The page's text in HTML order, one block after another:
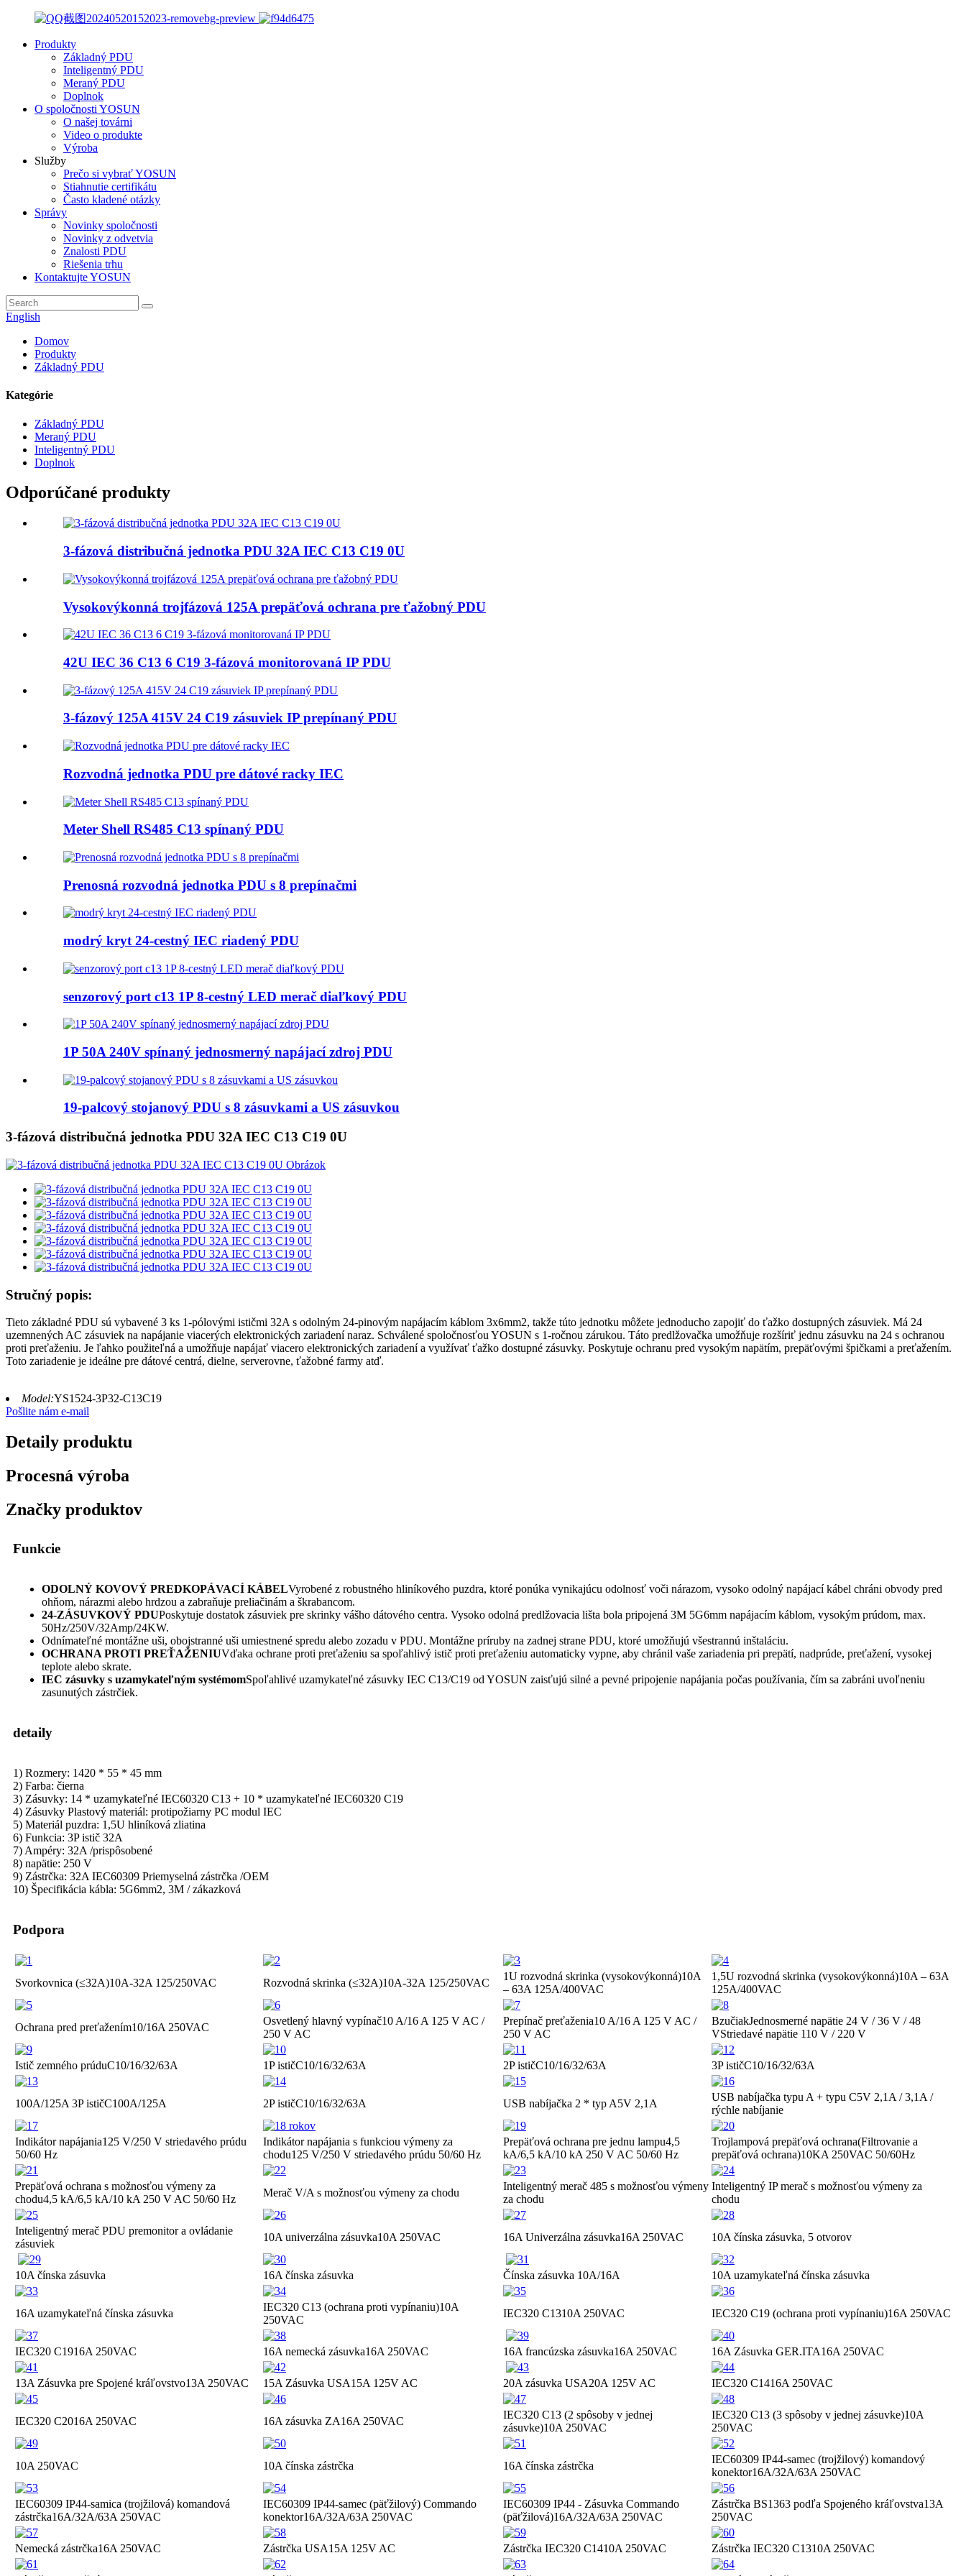
Produkty
Základný PDU
Inteligentný PDU
Meraný PDU
Doplnok
O spoločnosti YOSUN
O našej továrni
Video o produkte
Výroba
Služby
Prečo si vybrať YOSUN
Stiahnutie certifikátu
Často kladené otázky
Správy
Novinky spoločnosti
Novinky z odvetvia
Znalosti PDU
Riešenia trhu
Kontaktujte YOSUN
English
Domov
Produkty
Základný PDU
Kategórie
Základný PDU
Meraný PDU
Inteligentný PDU
Doplnok
Odporúčané produkty
3-fázová distribučná jednotka PDU 32A IEC C13 C19 0U
Vysokovýkonná trojfázová 125A prepäťová ochrana pre ťažobný PDU
42U IEC 36 C13 6 C19 3-fázová monitorovaná IP PDU
3-fázový 125A 415V 24 C19 zásuviek IP prepínaný PDU
Rozvodná jednotka PDU pre dátové racky IEC
Meter Shell RS485 C13 spínaný PDU
Prenosná rozvodná jednotka PDU s 8 prepínačmi
modrý kryt 24-cestný IEC riadený PDU
senzorový port c13 1P 8-cestný LED merač diaľkový PDU
1P 50A 240V spínaný jednosmerný napájací zdroj PDU
19-palcový stojanový PDU s 8 zásuvkami a US zásuvkou
3-fázová distribučná jednotka PDU 32A IEC C13 C19 0U
Stručný popis:
Tieto základné PDU sú vybavené 3 ks 1-pólovými ističmi 32A s odolným 24-pinovým napájacím káblom 3x6mm2, takže túto jednotku môžete jednoducho zapojiť do ťažko dostupných zásuviek. Má 24
uzemnených AC zásuviek na napájanie viacerých elektronických zariadení naraz. Schválené spoločnosťou YOSUN s 1-ročnou zárukou. Táto predlžovačka umožňuje rozšíriť jednu zásuvku na 24 s ochranou
proti preťaženiu. Je ľahko použiteľná a umožňuje napájať viacero elektronických zariadení a využívať ťažko dostupné zásuvky. Poskytuje ochranu pred vysokým napätím, prepäťovými špičkami a preťažením.
Toto zariadenie je ideálne pre dátové centrá, dielne, serverovne, ťažobné farmy atď.
Model:YS1524-3P32-C13C19
Pošlite nám e-mail
Detaily produktu
Procesná výroba
Značky produktov
Funkcie
ODOLNÝ KOVOVÝ PREDKOPÁVACÍ KÁBELVyrobené z robustného hliníkového puzdra, ktoré ponúka vynikajúcu odolnosť voči nárazom, vysoko odolný napájací kábel chráni obvody pred
ohňom, nárazmi alebo hrdzou a zabraňuje preliačinám a škrabancom.
24-ZÁSUVKOVÝ PDUPoskytuje dostatok zásuviek pre skrinky vášho dátového centra. Vysoko odolná predlžovacia lišta bola pripojená 3M 5G6mm napájacím káblom, vysokým prúdom, max.
50Hz/250V/32Amp/24KW.
Odnímateľné montážne uši, obojstranné uši umiestnené spredu alebo zozadu v PDU. Montážne príruby na zadnej strane PDU, ktoré umožňujú všestrannú inštaláciu.
OCHRANA PROTI PREŤAŽENIUVďaka ochrane proti preťaženiu sa spoľahlivý istič proti preťaženiu automaticky vypne, aby chránil vaše zariadenia pri prepätí, nadprúde, preťažení, vysokej
teplote alebo skrate.
IEC zásuvky s uzamykateľným systémomSpoľahlivé uzamykateľné zásuvky IEC C13/C19 od YOSUN zaisťujú silné a pevné pripojenie napájania počas používania, čím sa zabráni uvoľneniu
zasunutých zástrčiek.
detaily
1) Rozmery: 1420 * 55 * 45 mm
2) Farba: čierna
3) Zásuvky: 14 * uzamykateľné IEC60320 C13 + 10 * uzamykateľné IEC60320 C19
4) Zásuvky Plastový materiál: protipožiarny PC modul IEC
5) Materiál puzdra: 1,5U hliníková zliatina
6) Funkcia: 3P istič 32A
7) Ampéry: 32A /prispôsobené
8) napätie: 250 V
9) Zástrčka: 32A IEC60309 Priemyselná zástrčka /OEM
10) Špecifikácia kábla: 5G6mm2, 3M / zákazková
Podpora
Svorkovnica (≤32A)10A-32A 125/250VAC Rozvodná skrinka (≤32A)10A-32A 125/250VAC
1U rozvodná skrinka (vysokovýkonná)10A
– 63A 125A/400VAC
1,5U rozvodná skrinka (vysokovýkonná)10A – 63A
125A/400VAC
Ochrana pred preťažením10/16A 250VAC
Osvetlený hlavný vypínač10 A/16 A 125 V AC /
250 V AC
Prepínač preťaženia10 A/16 A 125 V AC /
250 V AC
BzučiakJednosmerné napätie 24 V / 36 V / 48
VStriedavé napätie 110 V / 220 V
Istič zemného prúduC10/16/32/63A 1P ističC10/16/32/63A 2P ističC10/16/32/63A 3P ističC10/16/32/63A
100A/125A 3P ističC100A/125A 2P ističC10/16/32/63A USB nabíjačka 2 * typ A5V 2,1A
USB nabíjačka typu A + typu C5V 2,1A / 3,1A /
rýchle nabíjanie
Indikátor napájania125 V/250 V striedavého prúdu
50/60 Hz
Indikátor napájania s funkciou výmeny za
chodu125 V/250 V striedavého prúdu 50/60 Hz
Prepäťová ochrana pre jednu lampu4,5
kA/6,5 kA/10 kA 250 V AC 50/60 Hz
Trojlampová prepäťová ochrana(Filtrovanie a
prepäťová ochrana)10KA 250VAC 50/60Hz
Prepäťová ochrana s možnosťou výmeny za
chodu4,5 kA/6,5 kA/10 kA 250 V AC 50/60 Hz
Merač V/A s možnosťou výmeny za chodu
Inteligentný merač 485 s možnosťou výmeny
za chodu
Inteligentný IP merač s možnosťou výmeny za
chodu
Inteligentný merač PDU premonitor a ovládanie
zásuviek
10A univerzálna zásuvka10A 250VAC 16A Univerzálna zásuvka16A 250VAC 10A čínska zásuvka, 5 otvorov
10A čínska zásuvka 16A čínska zásuvka Čínska zásuvka 10A/16A 10A uzamykateľná čínska zásuvka
16A uzamykateľná čínska zásuvka
IEC320 C13 (ochrana proti vypínaniu)10A
250VAC
IEC320 C1310A 250VAC IEC320 C19 (ochrana proti vypínaniu)16A 250VAC
IEC320 C1916A 250VAC 16A nemecká zásuvka16A 250VAC 16A francúzska zásuvka16A 250VAC 16A Zásuvka GER.ITA16A 250VAC
13A Zásuvka pre Spojené kráľovstvo13A 250VAC 15A Zásuvka USA15A 125V AC 20A zásuvka USA20A 125V AC IEC320 C1416A 250VAC
IEC320 C2016A 250VAC 16A zásuvka ZA16A 250VAC
IEC320 C13 (2 spôsoby v jednej
zásuvke)10A 250VAC
IEC320 C13 (3 spôsoby v jednej zásuvke)10A
250VAC
10A 250VAC 10A čínska zástrčka 16A čínska zástrčka
IEC60309 IP44-samec (trojžilový) komandový
konektor16A/32A/63A 250VAC
IEC60309 IP44-samica (trojžilová) komandová
zástrčka16A/32A/63A 250VAC
IEC60309 IP44-samec (päťžilový) Commando
konektor16A/32A/63A 250VAC
IEC60309 IP44 - Zásuvka Commando
(päťžilová)16A/32A/63A 250VAC
Zástrčka BS1363 podľa Spojeného kráľovstva13A
250VAC
Nemecká zástrčka16A 250VAC Zástrčka USA15A 125V AC Zástrčka IEC320 C1410A 250VAC Zástrčka IEC320 C1310A 250VAC